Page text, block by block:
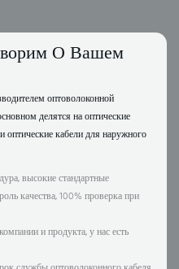
О Вашем
оптоволоконной
делятся на оптические
оптические кабели для наружного
высокие стандартные
качества, 100% проверка при
и продукта, у нас есть